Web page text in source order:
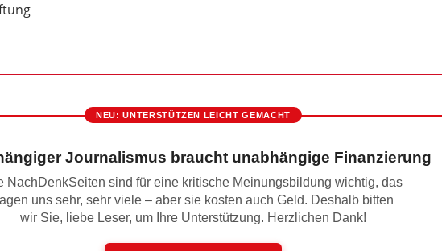
NEU: UNTERSTÜTZEN LEICHT GEMACHT
Journalismus braucht unabhängige Finanzierung
NachDenkSeiten sind für eine kritische Meinungsbildung wichtig, das
uns sehr, sehr viele – aber sie kosten auch Geld. Deshalb bitten
wir Sie, liebe Leser, um Ihre Unterstützung. Herzlichen Dank!